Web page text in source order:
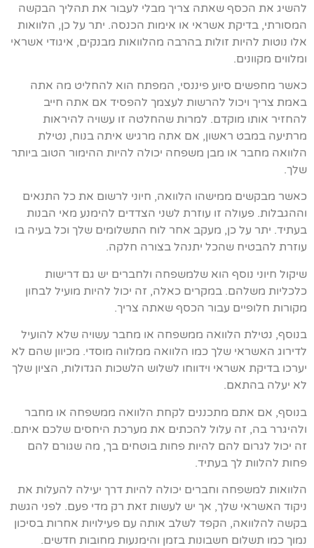
להשיג את הכסף שאתה צריך מבלי לעבור את תהליך הבקשה
המסורתי, בדיקת אשראי או אימות הכנסה. יתר על כן, הלוואות
אלו נוטות להיות זולות בהרבה מהלוואות מבנקים, איגודי אשראי
ומלווים מקוונים.
כאשר מחפשים סיוע פיננסי, המפתח הוא להחליט מה אתה
באמת צריך ויכול להרשות לעצמך להפסיד אם אתה חייב
להחזיר אותו מוקדם. למרות שהחלטה זו עשויה להיראות
מרתיעה במבט ראשון, אם אתה מרגיש איתה בנוח, נטילת
הלוואה מחבר או מבן משפחה יכולה להיות ההימור הטוב ביותר
שלך.
כאשר מבקשים ממישהו הלוואה, חיוני לרשום את כל התנאים
וההגבלות. פעולה זו עוזרת לשני הצדדים להימנע מאי הבנות
בעתיד. יתר על כן, מעקב אחר לוח התשלומים שלך וכל בעיה בו
עוזרת להבטיח שהכל יתנהל בצורה חלקה.
שיקול חיוני נוסף הוא שלמשפחה ולחברים יש גם דרישות
כלכליות משלהם. במקרים כאלה, זה יכול להיות מועיל לבחון
מקורות חלופיים עבור הכסף שאתה צריך.
בנוסף, נטילת הלוואה ממשפחה או מחבר עשויה שלא להועיל
לדירוג האשראי שלך כמו הלוואה ממלווה מוסדי. מכיוון שהם לא
יערכו בדיקת אשראי וידווחו לשלוש הלשכות הגדולות, הציון שלך
לא יעלה בהתאם.
בנוסף, אם אתם מתכננים לקחת הלוואה ממשפחה או מחבר
ולהיגרר בה, זה עלול להכתים את מערכת היחסים שלכם איתם.
זה יכול לגרום להם להיות פחות בוטחים בך, מה שגורם להם
פחות להלוות לך בעתיד.
הלוואות למשפחה וחברים יכולה להיות דרך יעילה להעלות את
ניקוד האשראי שלך, אך יש לעשות זאת רק מדי פעם. לפני הגשת
בקשה להלוואה, הקפד לשלב אותה עם פעילויות אחרות בסיכון
נמוך כמו תשלום חשבונות בזמן והימנעות מחובות חדשים.